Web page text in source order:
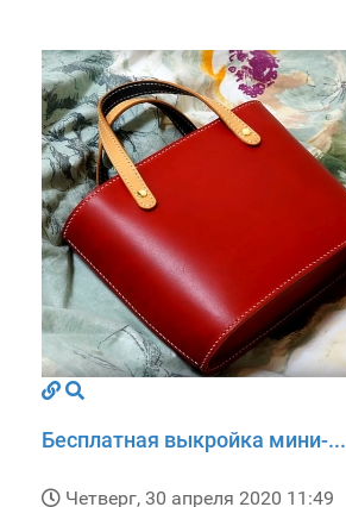
Бесплатная выкройка мини-...
Четверг, 30 апреля 2020 11:49